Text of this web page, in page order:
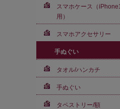
スマホケース（
用）
スマホアクセサリー
手ぬぐい
タオル/ハンカチ
手ぬぐい
タペストリー/額